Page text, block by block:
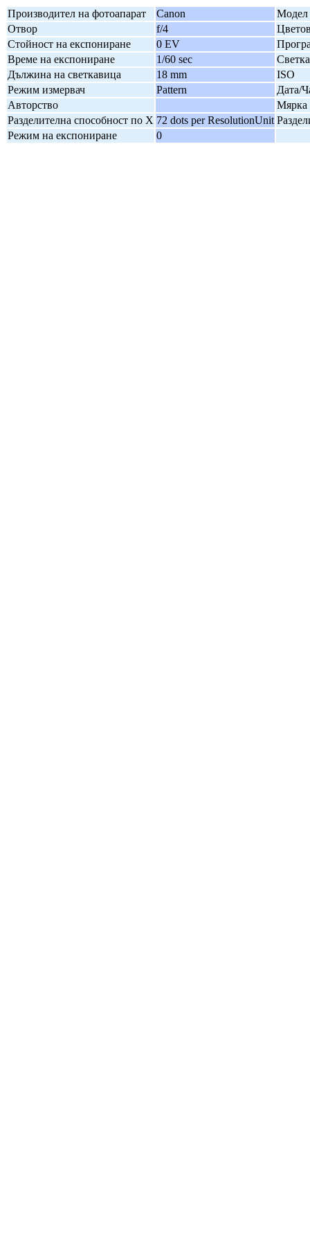
Производител на фотоапарат Canon
Модел
Отвор
f/4
Стойност на експониране
0 EV
Време на експониране
1/60 sec
Дължина на светкавица
18 mm
ISO
Режим измервач
Pattern
Дата/
Авторство
Мярка
Разделителна способност по X 72 dots per ResolutionUnit
Режим на експониране
0